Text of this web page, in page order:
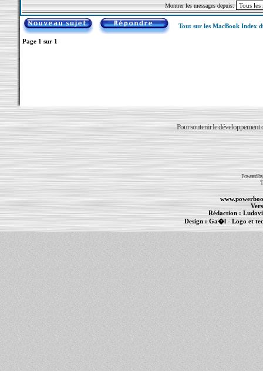
Montrer les messages depuis:
Tout sur les MacBook Index
Page 1 sur 1
Pour soutenir le développement
Powered
Rédaction :
Design : Ga�l- Logo et